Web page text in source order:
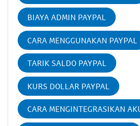
BIAYA ADMIN PAYPAL
CARA MENGGUNAKAN PAYPAL
TARIK SALDO PAYPAL
KURS DOLLAR PAYPAL
CARA MENGINTEGRASIKAN